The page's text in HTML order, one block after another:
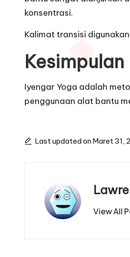
konsentrasi.
Kalimat transisi
Kesimpulan
Iyengar Yoga adalah
penggunaan alat bantu
Last updated on Maret 31,
View All